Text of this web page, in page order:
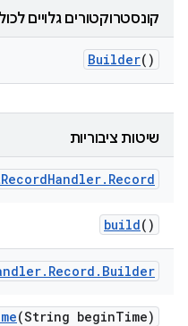
קונסטרוקטורים גלויים
Builder()
שיטות ציבוריות
RecordHandler. Record
build()
. Record . Builder
(String beginTime)